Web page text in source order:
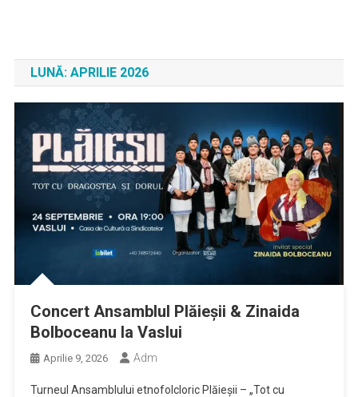
LUNĂ: APRILIE 2026
Concert Ansamblul Plăieșii & Zinaida
Bolboceanu la Vaslui
Aprilie 9, 2026 Adm
Turneul Ansamblului etnofolcloric Plăieșii – „Tot cu